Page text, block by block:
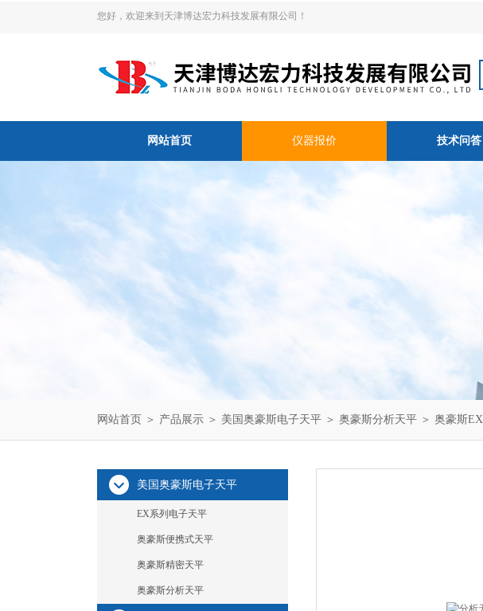
您好，欢迎来到天津博达宏力科技发展有限公司！
网站首页 仪器报价 技术问答
网站首页 ＞ 产品展示 ＞ 美国奥豪斯电子天平 ＞ 奥豪斯分析天平 ＞ 奥豪斯
美国奥豪斯电子天平
EX系列电子天平
奥豪斯便携式天平
奥豪斯精密天平
奥豪斯分析天平